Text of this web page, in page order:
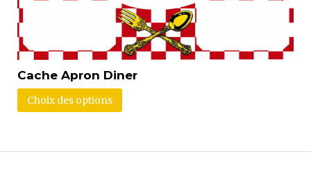
Cache Apron Diner
Choix des options